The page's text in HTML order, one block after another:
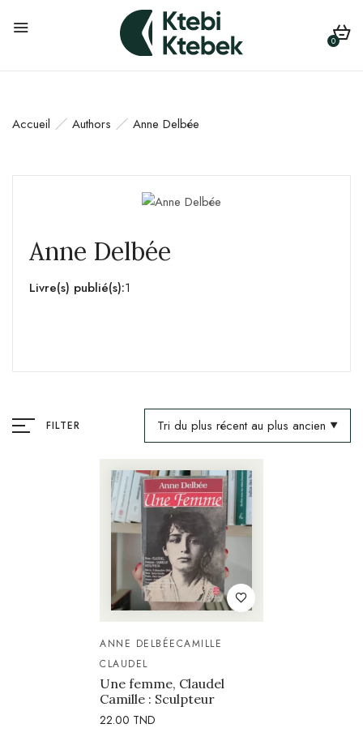
0
Accueil Authors Anne Delbée
Anne Delbée
Livre(s) publié(s):1
FILTER Tri du plus récent au plus ancien
ANNE DELBÉECAMILLE
CLAUDEL
Une femme, Claudel
Camille : Sculpteur
22.00 TND